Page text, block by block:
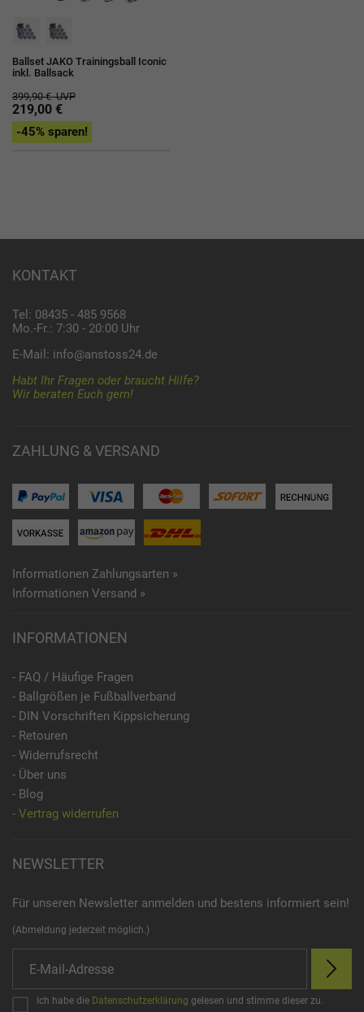
Ballset JAKO Trainingsball Iconic
inkl. Ballsack
399,90 €UVP
219,00 €
-45% sparen!
KONTAKT
Tel: 08435 - 485 9568
Mo.-Fr.: 7:30 - 20:00 Uhr
E-Mail: info@anstoss24.de
Habt Ihr Fragen oder braucht Hilfe?
Wir beraten Euch gern!
ZAHLUNG & VERSAND
Informationen Zahlungsarten »
Informationen Versand »
INFORMATIONEN
- FAQ / Häufige Fragen
- Ballgrößen je Fußballverband
- DIN Vorschriften Kippsicherung
- Retouren
- Widerrufsrecht
- Über uns
- Blog
- Vertrag widerrufen
NEWSLETTER
Für unseren Newsletter anmelden und bestens informiert sein!
(Abmeldung jederzeit möglich.)
Ich habe die Datenschutzerklärung gelesen und stimme dieser zu.